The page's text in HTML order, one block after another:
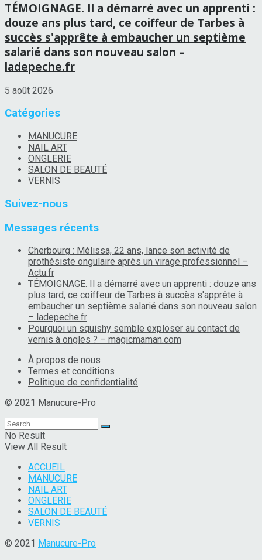
TÉMOIGNAGE. Il a démarré avec un apprenti :
douze ans plus tard, ce coiffeur de Tarbes à
succès s'apprête à embaucher un septième
salarié dans son nouveau salon –
ladepeche.fr
5 août 2026
Catégories
MANUCURE
NAIL ART
ONGLERIE
SALON DE BEAUTÉ
VERNIS
Suivez-nous
Messages récents
Cherbourg : Mélissa, 22 ans, lance son activité de
prothésiste ongulaire après un virage professionnel –
Actu.fr
TÉMOIGNAGE. Il a démarré avec un apprenti : douze ans
plus tard, ce coiffeur de Tarbes à succès s'apprête à
embaucher un septième salarié dans son nouveau salon
– ladepeche.fr
Pourquoi un squishy semble exploser au contact de
vernis à ongles ? – magicmaman.com
À propos de nous
Termes et conditions
Politique de confidentialité
© 2021 Manucure-Pro
No Result
View All Result
ACCUEIL
MANUCURE
NAIL ART
ONGLERIE
SALON DE BEAUTÉ
VERNIS
© 2021 Manucure-Pro